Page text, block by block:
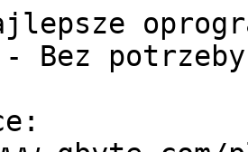
- Bez